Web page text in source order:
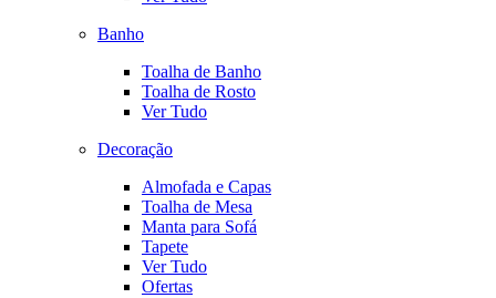
Banho
Toalha de Banho
Toalha de Rosto
Ver Tudo
Decoração
Almofada e Capas
Toalha de Mesa
Manta para Sofá
Tapete
Ver Tudo
Ofertas